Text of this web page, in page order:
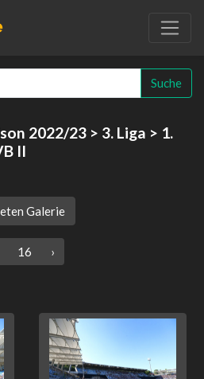
Suche
2022/23 > 3. Liga > 1.
II
Galerie
16 ›